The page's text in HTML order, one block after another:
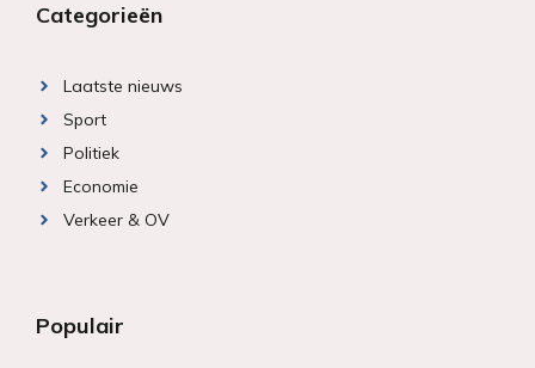
Categorieën
Laatste nieuws
Sport
Politiek
Economie
Verkeer & OV
Populair